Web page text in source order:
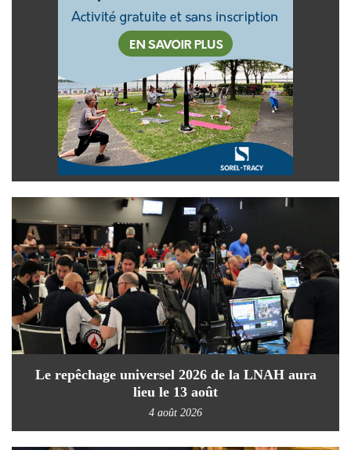
Le repêchage universel 2026 de la LNAH aura
lieu le 13 août
4 août 2026